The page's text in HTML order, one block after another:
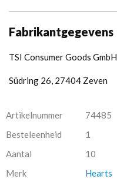
Fabrikantgegevens
TSI Consumer Goods GmbH
Südring 26, 27404 Zeven
Artikelnummer
74485
Besteleenheid
1
Aantal
10
Merk
Hearts